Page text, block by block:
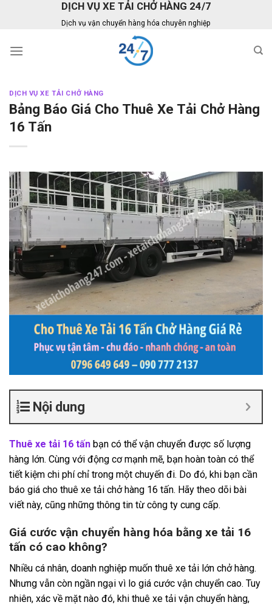
DỊCH VỤ XE TẢI CHỞ HÀNG 24/7
Dịch vụ vận chuyển hàng hóa chuyên nghiệp
DỊCH VỤ XE TẢI CHỞ HÀNG
Bảng Báo Giá Cho Thuê Xe Tải Chở Hàng
16 Tấn
Nội dung
Thuê xe tải 16 tấn bạn có thể vận chuyển được số lượng
hàng lớn. Cùng với động cơ mạnh mẽ, bạn hoàn toàn có thể
tiết kiệm chi phí chỉ trong một chuyến đi. Do đó, khi bạn cần
báo giá cho thuê xe tải chở hàng 16 tấn. Hãy theo dõi bài
viết này, cũng những thông tin từ công ty cung cấp.
Giá cước vận chuyển hàng hóa bằng xe tải 16
tấn có cao không?
Nhiều cá nhân, doanh nghiệp muốn thuê xe tải lớn chở hàng.
Nhưng vẫn còn ngần ngại vì lo giá cước vận chuyển cao. Tuy
nhiên, xác về mặt nào đó, khi thuê xe tải vận chuyển hàng,